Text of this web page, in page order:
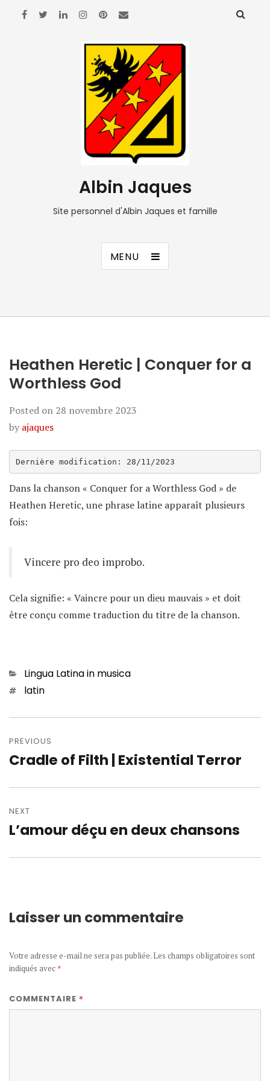
Albin Jaques
Site personnel d'Albin Jaques et famille
MENU
Heathen Heretic | Conquer for a
Worthless God
Posted on 28 novembre 2023
by ajaques
Dernière modification: 28/11/2023
Dans la chanson « Conquer for a Worthless God » de
Heathen Heretic, une phrase latine apparaît plusieurs
fois:
Vincere pro deo improbo.
Cela signifie: « Vaincre pour un dieu mauvais » et doit
être conçu comme traduction du titre de la chanson.
Categories
Lingua Latina in musica
Tagslatin
de
l’article
PREVIOUS
Previous
Cradle of Filth | Existential Terror
NEXT
Next
L’amour déçu en deux chansons
Laisser un commentaire
Votre adresse e-mail ne sera pas publiée. Les champs obligatoires sont
indiqués avec *
COMMENTAIRE *